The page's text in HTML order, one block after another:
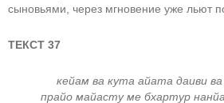
сыновьями, через мгновение уже льют
ТЕКСТ 37
кейам ва кута айата даиви
прайо майасту ме бхартур